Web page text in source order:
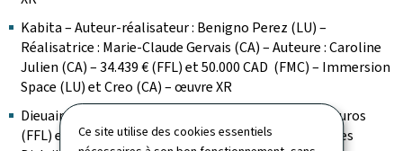
Ce site utilise des cookies essentiels
Kabita– Auteur-réalisateur : Benigno Perez (LU) –
Réalisatrice : Marie-Claude Gervais (CA) – Auteure : Caroline
Julien (CA) – 34.439 € (FFL) et 50.000 CAD (FMC) – Immersion
Space (LU) et Creo (CA) – œuvre XR
Dieuaimé – auteur: Eric Idriss-Kanago (CA) – 23.973 euros
(FFL) et 35.000 dollars canadiens (FMC) – Paul Thiltges